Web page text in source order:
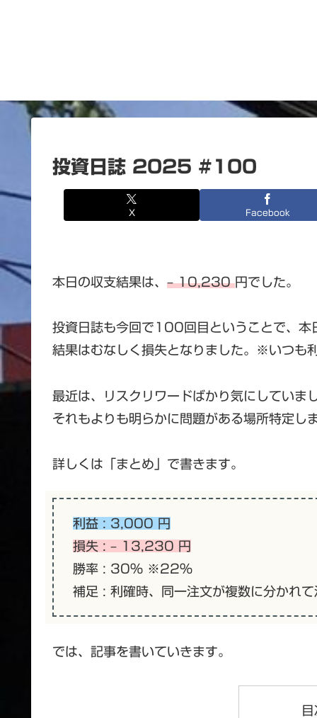
投資日誌 2025 #100
X Facebook
本日の収支結果は、 – 10,230円でした。
投資日誌も今回で100回目ということで、本
結果はむなしく損失となりました。※いつも
最近は、リスクリワードばかり気にしていま
それもよりも明らかに問題がある場所特定し
詳しくは「まとめ」で書きます。
利益 : 3,000 円
損失 : – 13,230 円
勝率 : 30% ※22%
補足 : 利確時、同一注文が複数に分かれ
では、記事を書いていきます。